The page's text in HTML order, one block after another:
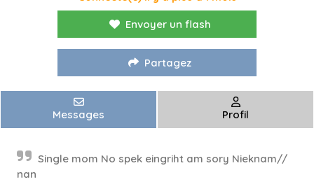
Envoyer un flash
Partagez
Messages Profil
Single mom No spek eingriht am sory Nieknam//
nan